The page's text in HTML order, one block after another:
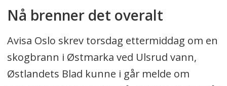
Nå brenner det overalt
Avisa Oslo skrev torsdag ettermiddag om en
skogbrann i Østmarka ved Ulsrud vann,
Østlandets Blad kunne i går melde om